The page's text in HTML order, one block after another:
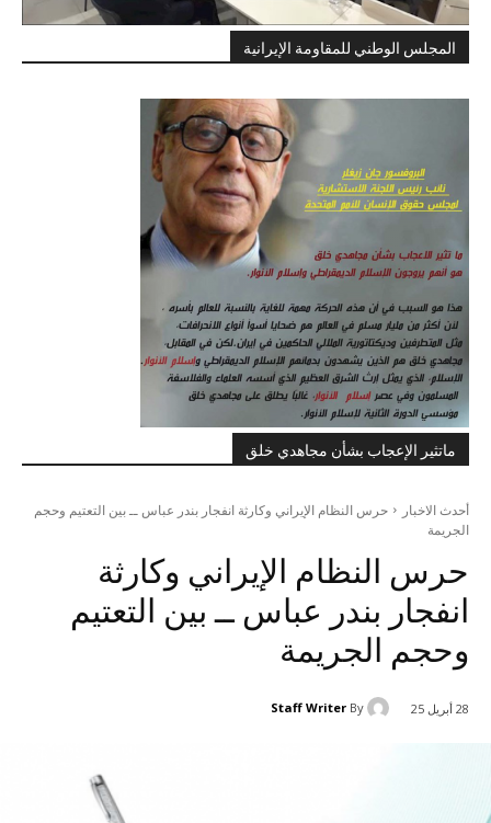
المجلس الوطني للمقاومة الإيرانية
ماتثير الإعجاب بشأن مجاهدي خلق
أحدث الاخبار
حرس النظام الإيراني وكارثة انفجار بندر عباس ــ بين التعتيم وحجم
الجريمة
حرس النظام الإيراني وكارثة
انفجار بندر عباس ــ بين التعتيم
وحجم الجريمة
28 أبريل 25 By
Staff Writer